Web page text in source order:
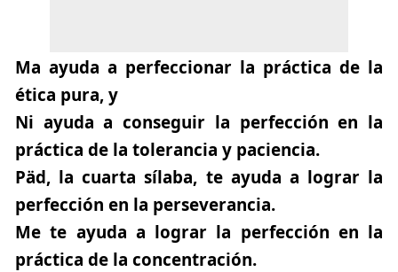
Ma ayuda a perfeccionar la práctica de la
ética pura, y
Ni ayuda a conseguir la perfección en la
práctica de la tolerancia y paciencia.
Päd, la cuarta sílaba, te ayuda a lograr la
perfección en la perseverancia.
Me te ayuda a lograr la perfección en la
práctica de la concentración.